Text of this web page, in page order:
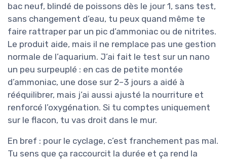
bac neuf, blindé de poissons dès le jour 1, sans test,
sans changement d’eau, tu peux quand même te
faire rattraper par un pic d’ammoniac ou de nitrites.
Le produit aide, mais il ne remplace pas une gestion
normale de l’aquarium. J’ai fait le test sur un nano
un peu surpeuplé : en cas de petite montée
d’ammoniac, une dose sur 2–3 jours a aidé à
rééquilibrer, mais j’ai aussi ajusté la nourriture et
renforcé l’oxygénation. Si tu comptes uniquement
sur le flacon, tu vas droit dans le mur.
En bref : pour le cyclage, c’est franchement pas mal.
Tu sens que ça raccourcit la durée et ça rend la